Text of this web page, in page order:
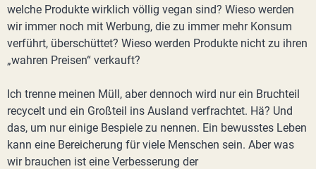
welche Produkte wirklich völlig vegan sind? Wieso werden
wir immer noch mit Werbung, die zu immer mehr Konsum
verführt, überschüttet? Wieso werden Produkte nicht zu ihren
„wahren Preisen“ verkauft?
Ich trenne meinen Müll, aber dennoch wird nur ein Bruchteil
recycelt und ein Großteil ins Ausland verfrachtet. Hä? Und
das, um nur einige Bespiele zu nennen. Ein bewusstes Leben
kann eine Bereicherung für viele Menschen sein. Aber was
wir brauchen ist eine Verbesserung der